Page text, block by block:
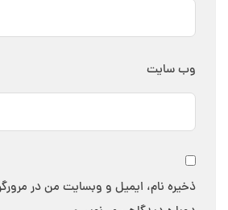
وب‌ سایت
ذخیره نام، ایمیل و وبسایت من در